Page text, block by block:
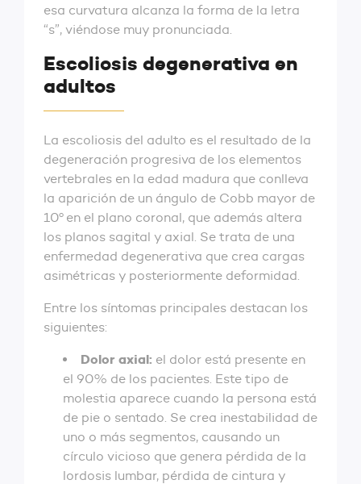
esa curvatura alcanza la forma de la letra
“s”, viéndose muy pronunciada.
Escoliosis degenerativa en
adultos
La escoliosis del adulto es el resultado de la
degeneración progresiva de los elementos
vertebrales en la edad madura que conlleva
la aparición de un ángulo de Cobb mayor de
10º en el plano coronal, que además altera
los planos sagital y axial. Se trata de una
enfermedad degenerativa que crea cargas
asimétricas y posteriormente deformidad.
Entre los síntomas principales destacan los
siguientes:
Dolor axial: el dolor está presente en
el 90% de los pacientes. Este tipo de
molestia aparece cuando la persona está
de pie o sentado. Se crea inestabilidad de
uno o más segmentos, causando un
círculo vicioso que genera pérdida de la
lordosis lumbar, pérdida de cintura y